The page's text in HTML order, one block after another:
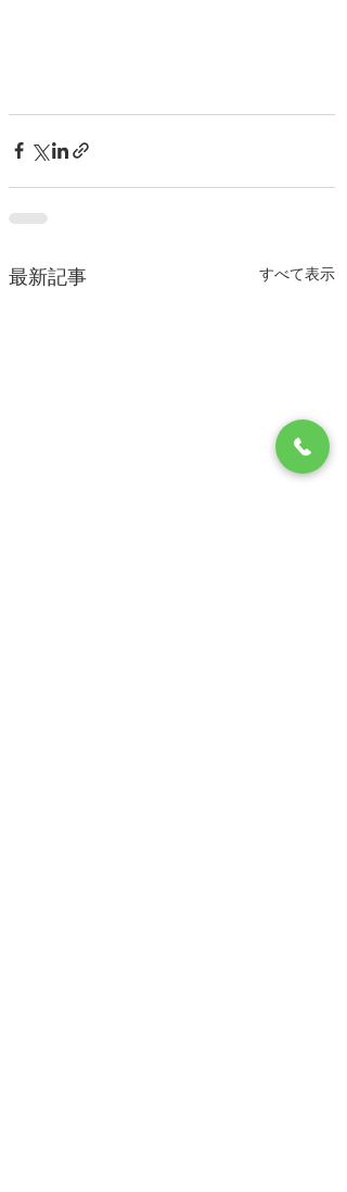
最新記事 すべて表示